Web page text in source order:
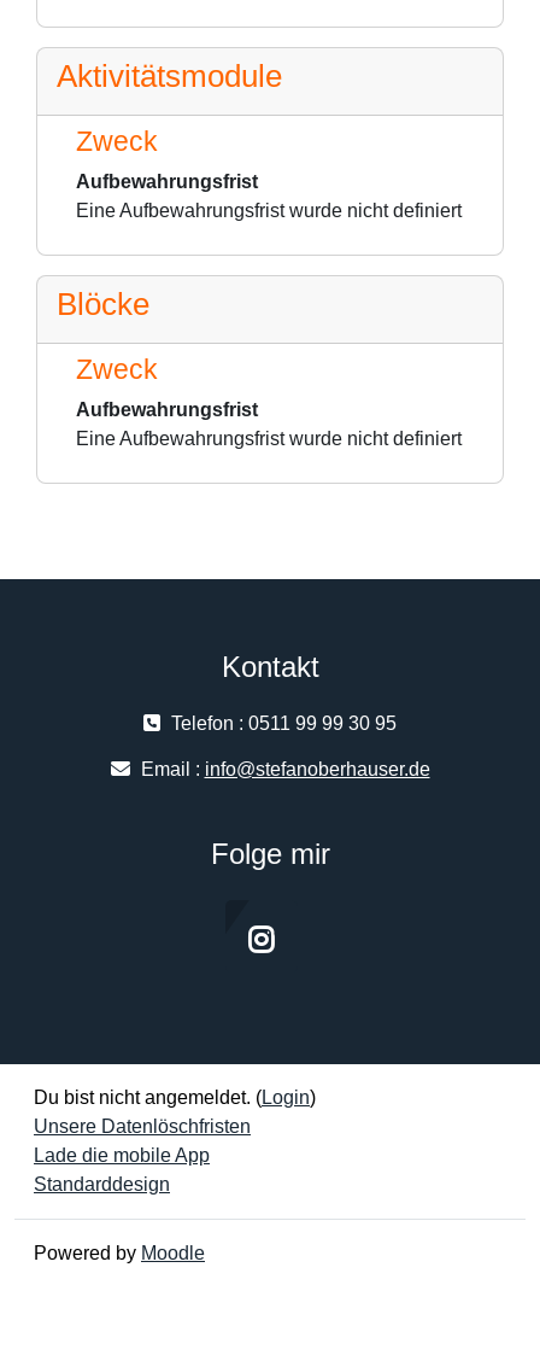
Aktivitätsmodule
Zweck
Aufbewahrungsfrist
Eine Aufbewahrungsfrist wurde nicht definiert
Blöcke
Zweck
Aufbewahrungsfrist
Eine Aufbewahrungsfrist wurde nicht definiert
Kontakt
Telefon : 0511 99 99 30 95
Email : info@stefanoberhauser.de
Folge mir
Du bist nicht angemeldet. (Login)
Unsere Datenlöschfristen
Lade die mobile App
Standarddesign
Powered by Moodle